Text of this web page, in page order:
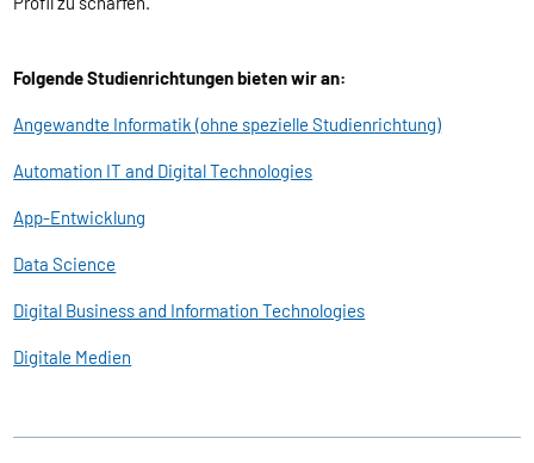
Folgende Studienrichtungen bieten wir an:
Angewandte Informatik (ohne spezielle Studienrichtung)
Automation IT and Digital Technologies
App-Entwicklung
Data Science
Digital Business and Information Technologies
Digitale Medien